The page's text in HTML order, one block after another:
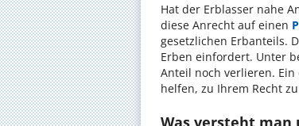
Hat der Erblasser nahe
diese Anrecht auf einen
gesetzlichen Erbanteils.
Erben einfordert. Unter
Anteil noch verlieren.
helfen, zu Ihrem Recht
Was versteht man